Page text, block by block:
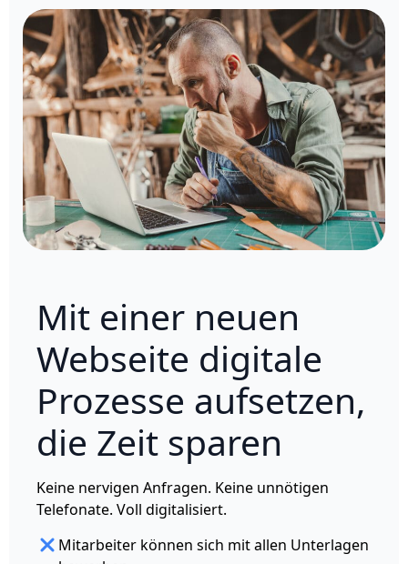
Mit einer neuen
Webseite digitale
Prozesse aufsetzen,
die Zeit sparen
Keine nervigen Anfragen. Keine unnötigen
Telefonate. Voll digitalisiert.
Mitarbeiter können sich mit allen Unterlagen